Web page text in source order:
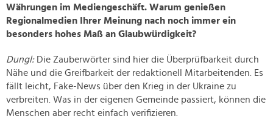
Währungen im Mediengeschäft. Warum genießen
Regionalmedien Ihrer Meinung nach noch immer ein
besonders hohes Maß an Glaubwürdigkeit?
Dungl:Die Zauberwörter sind hier die Überprüfbarkeit durch
Nähe und die Greifbarkeit der redaktionell Mitarbeitenden. Es
fällt leicht, Fake-News über den Krieg in der Ukraine zu
verbreiten. Was in der eigenen Gemeinde passiert, können die
Menschen aber recht einfach verifizieren.